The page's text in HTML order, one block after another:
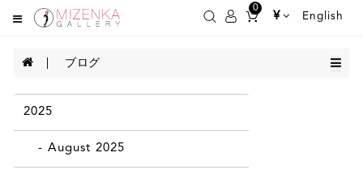
0
¥ English
ブログ
2025
- August 2025